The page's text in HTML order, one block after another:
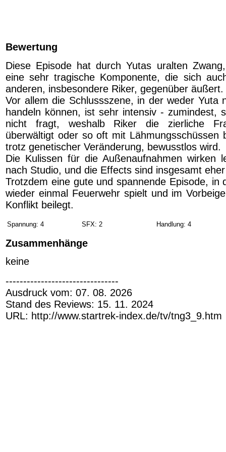
Bewertung
Diese Episode hat durch Yutas uralten
eine sehr tragische Komponente, die sich
anderen, insbesondere Riker, gegenüber äußert.
Vor allem die Schlussszene, in der weder Yuta
handeln können, ist sehr intensiv - zumindest,
nicht fragt, weshalb Riker die zierliche
überwältigt oder so oft mit Lähmungsschüssen
trotz genetischer Veränderung, bewusstlos wird.
Die Kulissen für die Außenaufnahmen wirken
nach Studio, und die Effects sind insgesamt
Trotzdem eine gute und spannende Episode, in
wieder einmal Feuerwehr spielt und im
Konflikt beilegt.
Spannung: 4 SFX: 2 Handlung: 4
Zusammenhänge
keine
--------------------------------
Ausdruck vom: 07. 08. 2026
Stand des Reviews: 15. 11. 2024
URL: http://www.startrek-index.de/tv/tng3_9.htm